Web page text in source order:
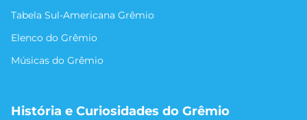
Tabela Sul-Americana Grêmio
Elenco do Grêmio
Músicas do Grêmio
História e Curiosidades do Grêmio